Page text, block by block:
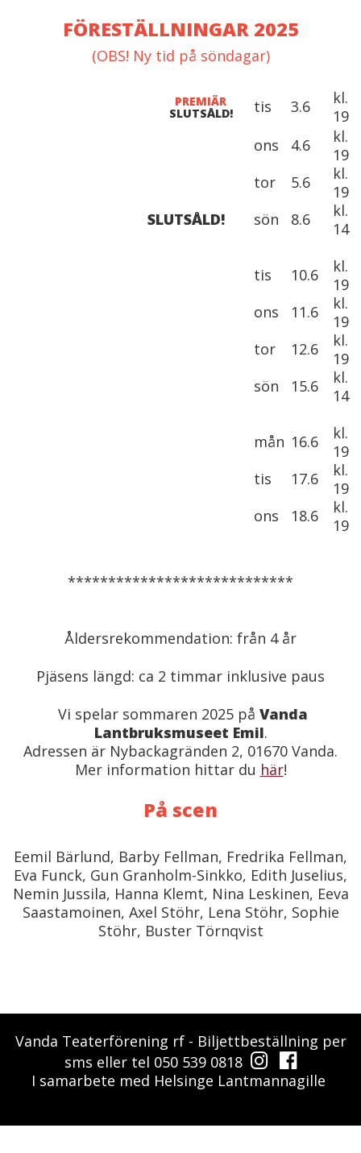
FÖRESTÄLLNINGAR 2025
(OBS! Ny tid på söndagar)
PREMIÄR
SLUTSÅLD! tis 3.6
kl.
19
ons
4.6
kl.
19
tor
5.6
kl.
19
SLUTSÅLD!
sön 8.6
kl.
14
tis 10.6
kl.
19
ons
11.6
kl.
19
tor
12.6
kl.
19
sön
15.6
kl.
14
mån 16.6
kl.
19
tis
17.6
kl.
19
ons
18.6
kl.
19
****************************
Åldersrekommendation: från 4 år
Pjäsens längd: ca 2 timmar inklusive paus
Vi spelar sommaren 2025 på Vanda
Lantbruksmuseet Emil.
Adressen är Nybackagränden 2, 01670 Vanda.
Mer information hittar du här!
På scen
Eemil Bärlund, Barby Fellman, Fredrika Fellman,
Eva Funck, Gun Granholm-Sinkko, Edith Juselius,
Nemin Jussila, Hanna Klemt, Nina Leskinen, Eeva
Saastamoinen, Axel Stöhr, Lena Stöhr, Sophie
Stöhr, Buster Törnqvist
Vanda Teaterförening rf - Biljettbeställning per
sms eller tel 050 539 0818
I samarbete med Helsinge Lantmannagille